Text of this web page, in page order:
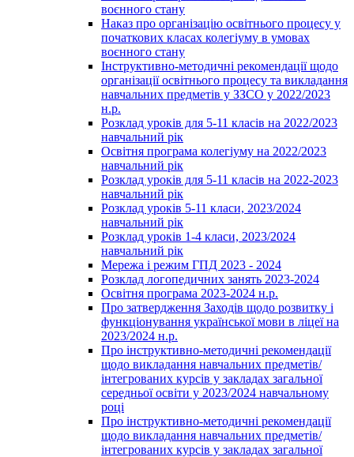
воєнного стану
Наказ про організацію освітнього процесу у
початкових класах колегіуму в умовах
воєнного стану
Інструктивно-методичні рекомендації щодо
організації освітнього процесу та викладання
навчальних предметів у ЗЗСО у 2022/2023
н.р.
Розклад уроків для 5-11 класів на 2022/2023
навчальний рік
Освітня програма колегіуму на 2022/2023
навчальний рік
Розклад уроків для 5-11 класів на 2022-2023
навчальний рік
Розклад уроків 5-11 класи, 2023/2024
навчальний рік
Розклад уроків 1-4 класи, 2023/2024
навчальний рік
Мережа і режим ГПД 2023 - 2024
Розклад логопедичних занять 2023-2024
Освітня програма 2023-2024 н.р.
Про затвердження Заходів щодо розвитку і
функціонування української мови в ліцеї на
2023/2024 н.р.
Про інструктивно-методичні рекомендації
щодо викладання навчальних предметів/
інтегрованих курсів у закладах загальної
середньої освіти у 2023/2024 навчальному
році
Про інструктивно-методичні рекомендації
щодо викладання навчальних предметів/
інтегрованих курсів у закладах загальної